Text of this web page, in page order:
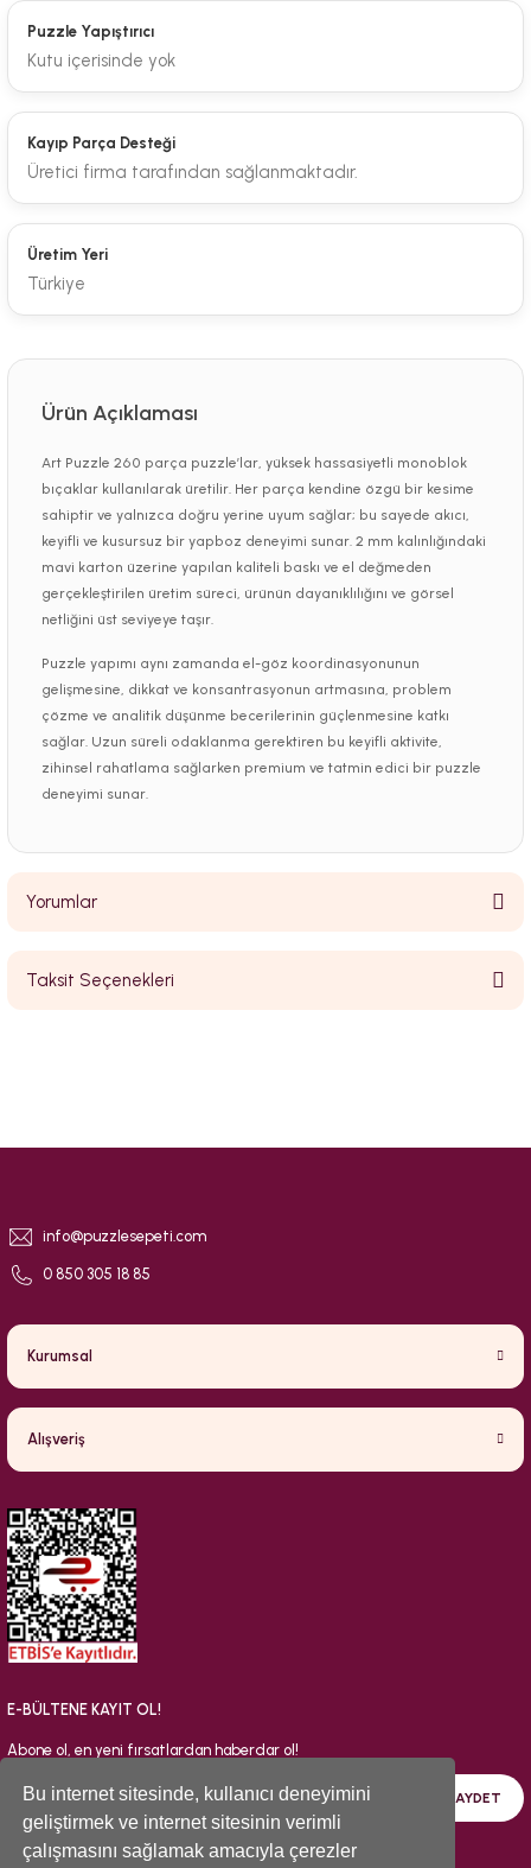
Bu internet sitesinde, kullanıcı deneyimini
geliştirmek ve internet sitesinin verimli
çalışmasını sağlamak amacıyla çerezler
Puzzle Yapıştırıcı
Kutu içerisinde yok
Kayıp Parça Desteği
Üretici firma tarafından sağlanmaktadır.
Üretim Yeri
Türkiye
Ürün Açıklaması
Art Puzzle 260 parça puzzle’lar, yüksek hassasiyetli monoblok
bıçaklar kullanılarak üretilir. Her parça kendine özgü bir kesime
sahiptir ve yalnızca doğru yerine uyum sağlar; bu sayede akıcı,
keyifli ve kusursuz bir yapboz deneyimi sunar. 2 mm kalınlığındaki
mavi karton üzerine yapılan kaliteli baskı ve el değmeden
gerçekleştirilen üretim süreci, ürünün dayanıklılığını ve görsel
netliğini üst seviyeye taşır.
Puzzle yapımı aynı zamanda el-göz koordinasyonunun
gelişmesine, dikkat ve konsantrasyonun artmasına, problem
çözme ve analitik düşünme becerilerinin güçlenmesine katkı
sağlar. Uzun süreli odaklanma gerektiren bu keyifli aktivite,
zihinsel rahatlama sağlarken premium ve tatmin edici bir puzzle
deneyimi sunar.
Yorumlar
Taksit Seçenekleri
info@puzzlesepeti.com
0 850 305 18 85
Kurumsal
Alışveriş
E-BÜLTENE KAYIT OL!
Abone ol, en yeni fırsatlardan haberdar ol!
KAYDET